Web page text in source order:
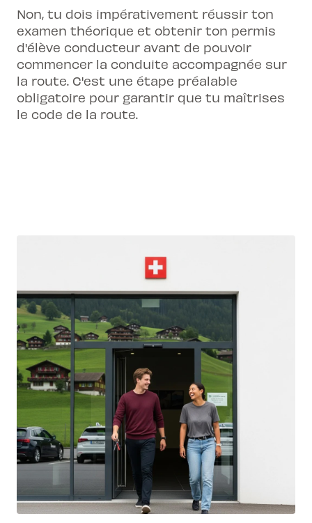
Non, tu dois impérativement réussir ton
examen théorique et obtenir ton permis
d'élève conducteur avant de pouvoir
commencer la conduite accompagnée sur
la route. C'est une étape préalable
obligatoire pour garantir que tu maîtrises
le code de la route.